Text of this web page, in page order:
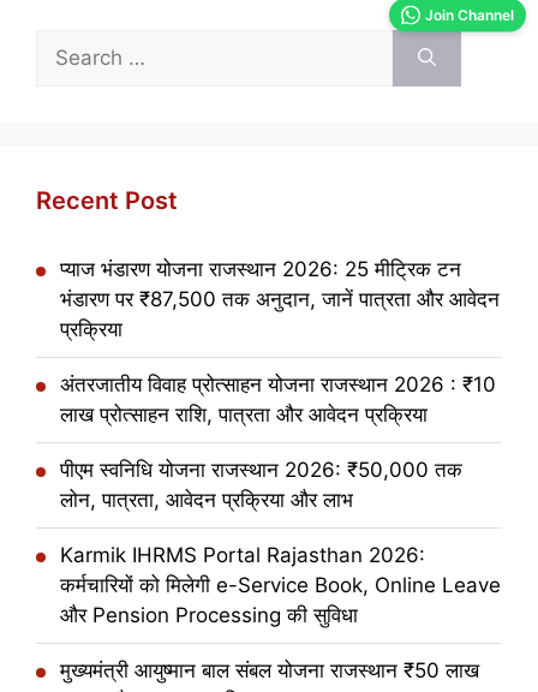
Search
for:
Recent Post
प्याज भंडारण योजना राजस्थान 2026: 25 मीट्रिक टन
भंडारण पर ₹87,500 तक अनुदान, जानें पात्रता और आवेदन
प्रक्रिया
अंतरजातीय विवाह प्रोत्साहन योजना राजस्थान 2026 : ₹10
लाख प्रोत्साहन राशि, पात्रता और आवेदन प्रक्रिया
पीएम स्वनिधि योजना राजस्थान 2026: ₹50,000 तक
लोन, पात्रता, आवेदन प्रक्रिया और लाभ
Karmik IHRMS Portal Rajasthan 2026:
कर्मचारियों को मिलेगी e-Service Book, Online Leave
और Pension Processing की सुविधा
मुख्यमंत्री आयुष्मान बाल संबल योजना राजस्थान ₹50 लाख
Join Channel